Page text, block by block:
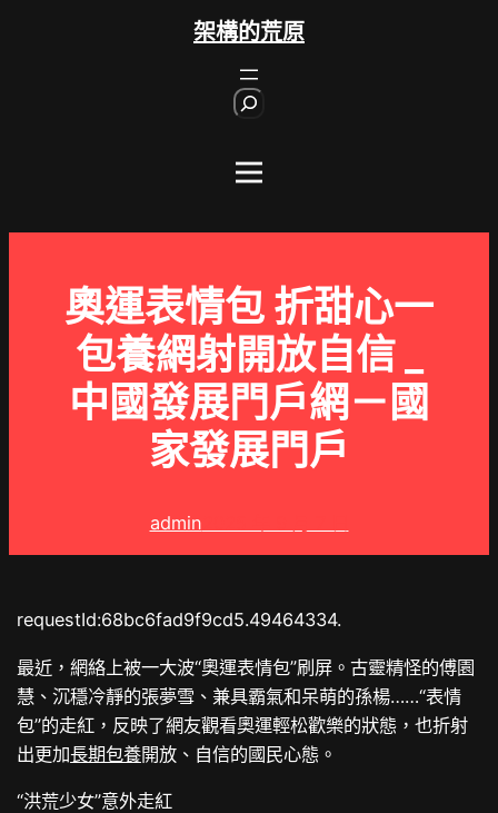
架構的荒原
奧運表情包 折甜心一
包養網射開放自信 _
中國發展門戶網－國
家發展門戶
admin
requestId:68bc6fad9f9cd5.49464334.
最近，網絡上被一大波“奧運表情包”刷屏。古靈精怪的傅園
慧、沉穩冷靜的張夢雪、兼具霸氣和呆萌的孫楊……“表情
包”的走紅，反映了網友觀看奧運輕松歡樂的狀態，也折射
出更加長期包養開放、自信的國民心態。
“洪荒少女”意外走紅